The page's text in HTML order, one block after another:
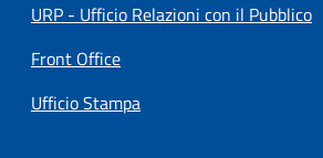
URP - Ufficio Relazioni con il Pubblico
Front Office
Ufficio Stampa